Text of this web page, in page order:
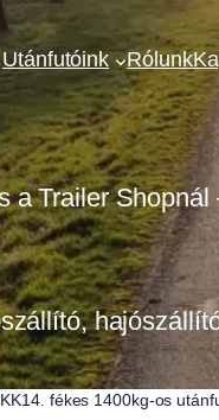
Utánfutóink Rólunk
a Trailer
fékes 1400kg-os